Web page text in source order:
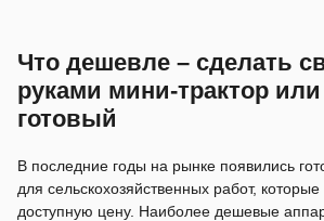
Что дешевле – сделать
руками мини-трактор
готовый
В последние годы на рынке появились
для сельскохозяйственных работ,
доступную цену. Наиболее дешевые